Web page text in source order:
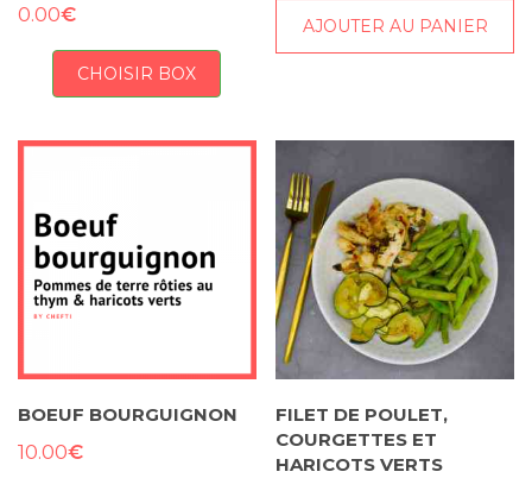
0.00€
CHOISIR BOX
AJOUTER AU PANIER
BOEUF BOURGUIGNON
10.00€
FILET DE POULET,
COURGETTES ET
HARICOTS VERTS